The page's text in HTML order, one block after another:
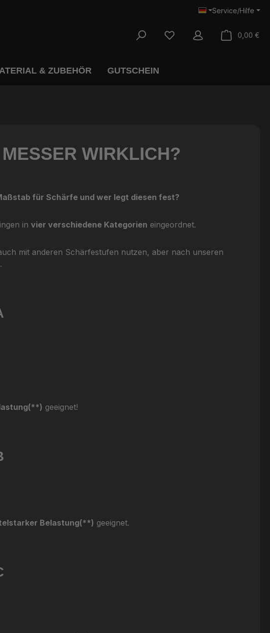
Service/Hilfe
0,00 €
& ZUBEHÖR GUTSCHEIN
WIRKLICH?
für Schärfe und wer legt diesen fest?
in vier verschiedene Kategorien eingeordnet.
mit anderen Schärfestufen nutzen, aber nach unseren
geeignet!
Belastung(**) geeignet.